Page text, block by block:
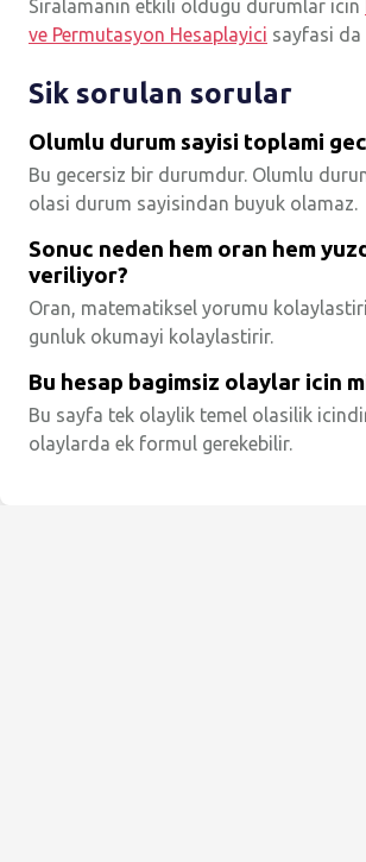
Siralamanin etkili oldugu durumlar icin
ve Permutasyon Hesaplayici sayfasi
Sik sorulan sorular
Olumlu durum sayisi toplami
Bu gecersiz bir durumdur. Olumlu
olasi durum sayisindan buyuk olamaz.
Sonuc neden hem oran hem
veriliyor?
Oran, matematiksel yorumu
gunluk okumayi kolaylastirir.
Bu hesap bagimsiz olaylar icin
Bu sayfa tek olaylik temel olasilik
olaylarda ek formul gerekebilir.